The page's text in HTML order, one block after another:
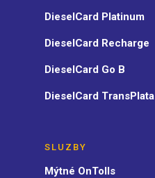
DieselCard Platinum
DieselCard Recharge
DieselCard Go B
DieselCard TransPlata
SLUZBY
Mýtné OnTolls